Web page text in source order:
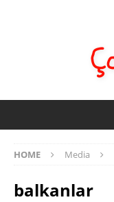
HOME Media
balkanlar